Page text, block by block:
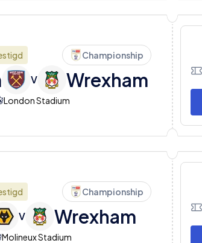
Championship
V Wrexham
London Stadium
Championship
V Wrexham
Molineux Stadium